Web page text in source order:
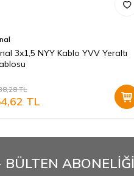
3x1,5 NYY Kablo YVV Yeraltı
TL
TL
BÜLTEN ABONELİĞİ